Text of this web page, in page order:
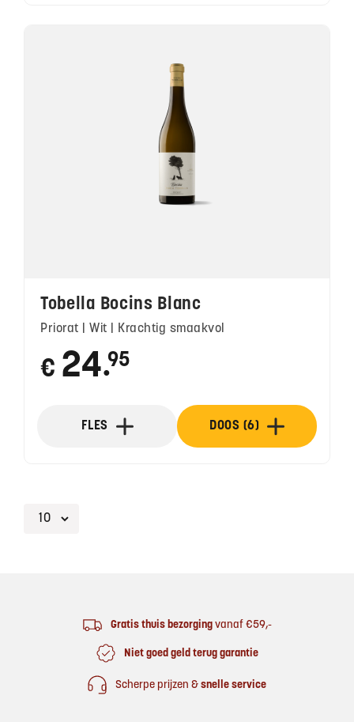
Tobella Bocins Blanc
Priorat | Wit | Krachtig smaakvol
€ 24●
95
FLES DOOS (6)
Gratis thuis bezorgingvanaf €59,-
Niet goed geld terug garantie
Scherpe prijzen & snelle service